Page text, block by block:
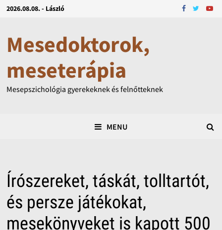
2026.08.08. - László
Mesedoktorok,
meseterápia
Mesepszichológia gyerekeknek és felnőtteknek
MENU
Írószereket, táskát, tolltartót,
és persze játékokat,
mesekönyveket is kapott 500